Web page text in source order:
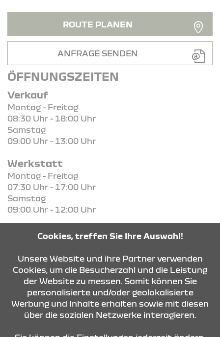
ROUTE PLANEN
ANFRAGE SENDEN
ÖFFNUNGSZEITEN
Verkauf
Montag - Freitag
08:30 Uhr - 18:00 Uhr
Samstag
09:00 Uhr - 13:00 Uhr
Werkstatt
Montag - Freitag
07:30 Uhr - 17:00 Uhr
Samstag
09:00 Uhr - 12:00 Uhr
Ersatzteile
07:30 Uhr - 17:00 Uhr
KONTAKT & ANFAHRT
Cookies, treffen Sie Ihre Auswahl!
Unsere Website und ihre Partner verwenden
Cookies, um die Besucherzahl und die Leistung
der Website zu messen. Somit können Sie
personalisierte und/oder geolokalisierte
Werbung und Inhalte erhalten sowie mit diesen
über die sozialen Netzwerke interagieren.